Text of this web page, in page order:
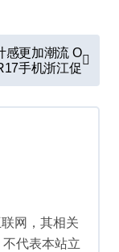
感更加潮流 O
手机浙江促
网，其相关
代表本站立